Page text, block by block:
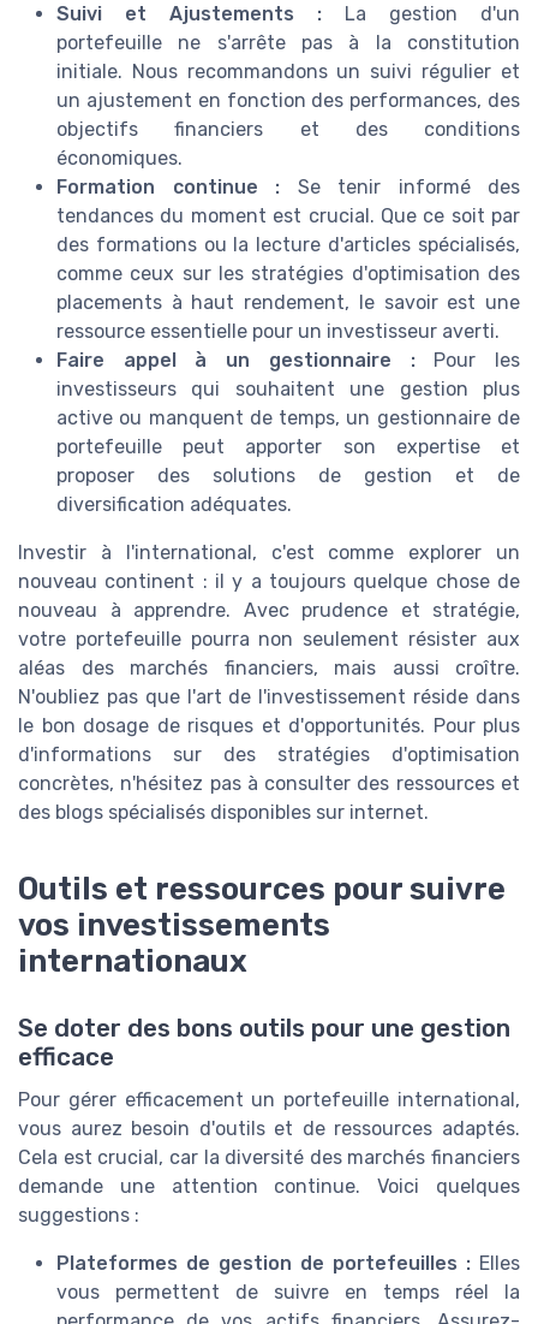
Suivi et Ajustements : La gestion d'un
portefeuille ne s'arrête pas à la constitution
initiale. Nous recommandons un suivi régulier et
un ajustement en fonction des performances, des
objectifs financiers et des conditions
économiques.
Formation continue : Se tenir informé des
tendances du moment est crucial. Que ce soit par
des formations ou la lecture d'articles spécialisés,
comme ceux sur les stratégies d'optimisation des
placements à haut rendement, le savoir est une
ressource essentielle pour un investisseur averti.
Faire appel à un gestionnaire :Pour les
investisseurs qui souhaitent une gestion plus
active ou manquent de temps, un gestionnaire de
portefeuille peut apporter son expertise et
proposer des solutions de gestion et de
diversification adéquates.
Investir à l'international, c'est comme explorer un
nouveau continent : il y a toujours quelque chose de
nouveau à apprendre. Avec prudence et stratégie,
votre portefeuille pourra non seulement résister aux
aléas des marchés financiers, mais aussi croître.
N'oubliez pas que l'art de l'investissement réside dans
le bon dosage de risques et d'opportunités. Pour plus
d'informations sur des stratégies d'optimisation
concrètes, n'hésitez pas à consulter des ressources et
des blogs spécialisés disponibles sur internet.
Outils et ressources pour suivre
vos investissements
internationaux
Se doter des bons outils pour une gestion
efficace
Pour gérer efficacement un portefeuille international,
vous aurez besoin d'outils et de ressources adaptés.
Cela est crucial, car la diversité des marchés financiers
demande une attention continue. Voici quelques
suggestions :
Plateformes de gestion de portefeuilles : Elles
vous permettent de suivre en temps réel la